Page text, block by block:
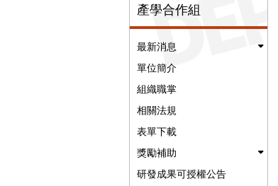
產學合作組
最新消息
單位簡介
組織職掌
相關法規
表單下載
獎勵補助
研發成果可授權公告